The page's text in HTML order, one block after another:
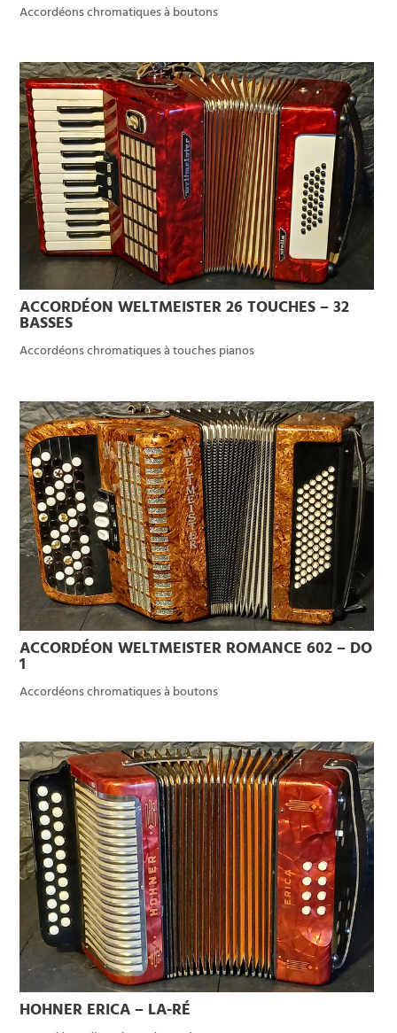
Accordéons chromatiques à boutons
ACCORDÉON WELTMEISTER 26 TOUCHES – 32
BASSES
Accordéons chromatiques à touches pianos
ACCORDÉON WELTMEISTER ROMANCE 602 – DO
1
Accordéons chromatiques à boutons
HOHNER ERICA – LA-RÉ